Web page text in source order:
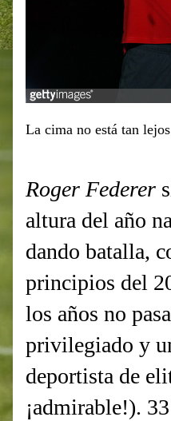
La cima no está tan
Roger Federer
altura del año
dando batalla,
principios del
los años no
privilegiado y
deportista de
¡admirable!).